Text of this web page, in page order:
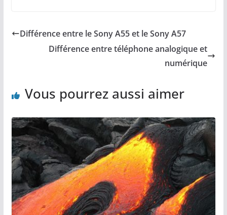
Différence entre le Sony A55 et le Sony A57
Différence entre téléphone analogique et
numérique
Vous pourrez aussi aimer